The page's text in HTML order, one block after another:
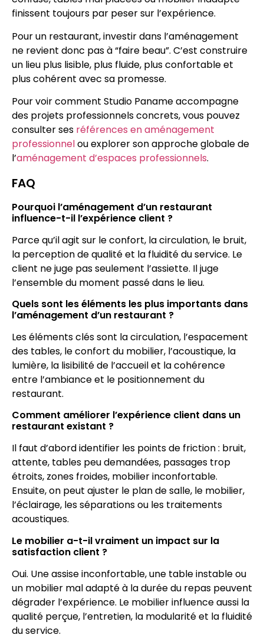
finissent toujours par peser sur l’expérience.
Pour un restaurant, investir dans l’aménagement
ne revient donc pas à “faire beau”. C’est construire
un lieu plus lisible, plus fluide, plus confortable et
plus cohérent avec sa promesse.
Pour voir comment Studio Paname accompagne
des projets professionnels concrets, vous pouvez
consulter ses références en aménagement
professionnelou explorer son approche globale de
l’aménagement d’espaces professionnels.
FAQ
Pourquoi l’aménagement d’un restaurant
influence-t-il l’expérience client ?
Parce qu’il agit sur le confort, la circulation, le bruit,
la perception de qualité et la fluidité du service. Le
client ne juge pas seulement l’assiette. Il juge
l’ensemble du moment passé dans le lieu.
Quels sont les éléments les plus importants dans
l’aménagement d’un restaurant ?
Les éléments clés sont la circulation, l’espacement
des tables, le confort du mobilier, l’acoustique, la
lumière, la lisibilité de l’accueil et la cohérence
entre l’ambiance et le positionnement du
restaurant.
Comment améliorer l’expérience client dans un
restaurant existant ?
Il faut d’abord identifier les points de friction : bruit,
attente, tables peu demandées, passages trop
étroits, zones froides, mobilier inconfortable.
Ensuite, on peut ajuster le plan de salle, le mobilier,
l’éclairage, les séparations ou les traitements
acoustiques.
Le mobilier a-t-il vraiment un impact sur la
satisfaction client ?
Oui. Une assise inconfortable, une table instable ou
un mobilier mal adapté à la durée du repas peuvent
dégrader l’expérience. Le mobilier influence aussi la
qualité perçue, l’entretien, la modularité et la fluidité
du service.